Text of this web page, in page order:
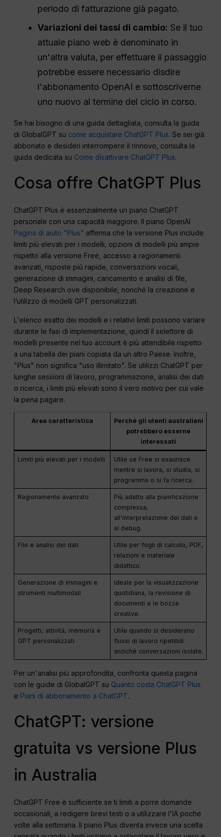
periodo di fatturazione già pagato.
Variazioni dei tassi di cambio: Se il tuo
attuale piano web è denominato in
un'altra valuta, per effettuare il passaggio
potrebbe essere necessario disdire
l'abbonamento OpenAI e sottoscriverne
uno nuovo al termine del ciclo in corso.
Se hai bisogno di una guida dettagliata, consulta la guida
di GlobalGPT su come acquistare ChatGPT Plus. Se sei già
abbonato e desideri interrompere il rinnovo, consulta la
guida dedicata su Come disattivare ChatGPT Plus.
Cosa offre ChatGPT Plus
ChatGPT Plus è essenzialmente un piano ChatGPT
personale con una capacità maggiore. Il piano OpenAI
Pagina di aiuto "Plus" afferma che la versione Plus include
limiti più elevati per i modelli, opzioni di modelli più ampie
rispetto alla versione Free, accesso a ragionamenti
avanzati, risposte più rapide, conversazioni vocali,
generazione di immagini, caricamento e analisi di file,
Deep Research ove disponibile, nonché la creazione e
l’utilizzo di modelli GPT personalizzati.
L'elenco esatto dei modelli e i relativi limiti possono variare
durante le fasi di implementazione, quindi il selettore di
modelli presente nel tuo account è più attendibile rispetto
a una tabella dei piani copiata da un altro Paese. Inoltre,
"Plus" non significa "uso illimitato". Se utilizzi ChatGPT per
lunghe sessioni di lavoro, programmazione, analisi dei dati
o ricerca, i limiti più elevati sono il vero motivo per cui vale
la pena pagare.
Area caratteristica
Perché gli utenti australiani
potrebbero esserne
interessati
Limiti più elevati per i modelli
Utile se Free si esaurisce
mentre si lavora, si studia, si
programma o si fa ricerca.
Ragionamento avanzato
Più adatto alla pianificazione
complessa,
all'interpretazione dei dati e
al debug.
File e analisi dei dati
Utile per fogli di calcolo, PDF,
relazioni e materiale
didattico.
Generazione di immagini e
strumenti multimodali
Ideale per la visualizzazione
quotidiana, la revisione di
documenti e le bozze
creative.
Progetti, attività, memoria e
GPT personalizzati
Utile quando si desiderano
flussi di lavoro ripetibili
anziché conversazioni isolate.
Per un'analisi più approfondita, confronta questa pagina
con le guide di GlobalGPT su Quanto costa ChatGPT Plus
e Piani di abbonamento a ChatGPT.
ChatGPT: versione
gratuita vs versione Plus
in Australia
ChatGPT Free è sufficiente se ti limiti a porre domande
occasionali, a redigere brevi testi o a utilizzare l'IA poche
volte alla settimana. Il piano Plus diventa invece una scelta